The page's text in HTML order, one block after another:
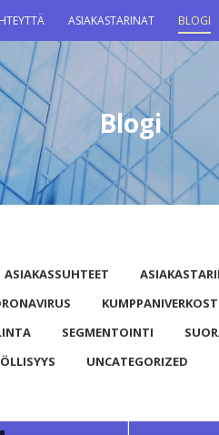
ASIAKASTARINAT BLOGI
Blogi
ASIAKASSUHTEET
SEGMENTOINTI
UNCATEGORIZED